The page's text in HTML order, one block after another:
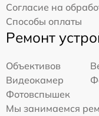
Согласие на
Способы оплаты
Ремонт
Объективов
Видеокамер
Фотовспышек
Мы занимаемся